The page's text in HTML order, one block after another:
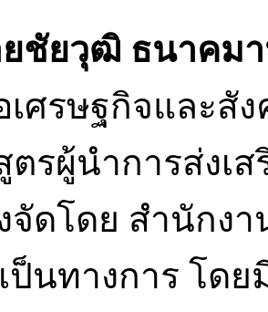
วุฒิ ธนาคมา
เศรษฐกิจและสั
ตรผู้นำการส่งเ
จัดโดย สำนักง
ป็นทางการ โด